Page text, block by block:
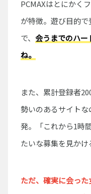
PCMAXはとにかく
が特徴。遊び目的
で、 会うまでのハー
ね。
また、累計登録者
勢いのあるサイト
発。「これから1時
たいな募集を見かけ
ただ、確実に会っ